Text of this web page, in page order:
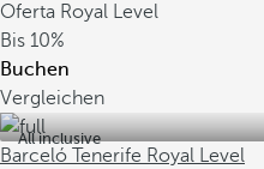
Oferta Royal Level
Bis 10%
Buchen
Vergleichen
All inclusive
Barceló Tenerife Royal Level